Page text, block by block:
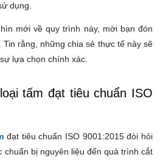
dụng.
mới về quy trình này, mời bạn đón
rằng, những chia sẻ thực tế này sẽ
lựa chọn chính xác.
tấm đạt tiêu chuẩn ISO
đạt tiêu chuẩn ISO 9001:2015đòi hỏi
chuẩn bị nguyên liệu đến quá trình cắt